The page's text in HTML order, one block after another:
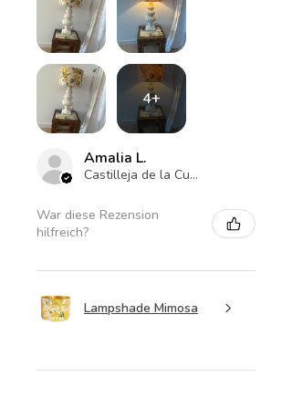
größerer Höhe? Kontaktieren
Sie mich einfach, und ich
sehe mir die Möglichkeiten
an.
4+
Amalia L.
Castilleja de la Cuesta , ES-AN
War diese Rezension
hilfreich?
Lampshade Mimosa